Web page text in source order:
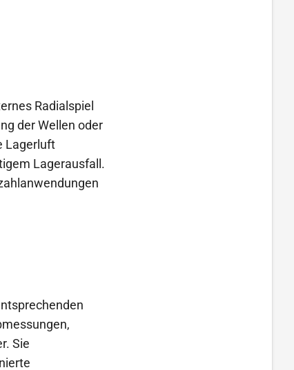
Radialspiel
der Wellen oder
Lagerluft
Lagerausfall.
Sie